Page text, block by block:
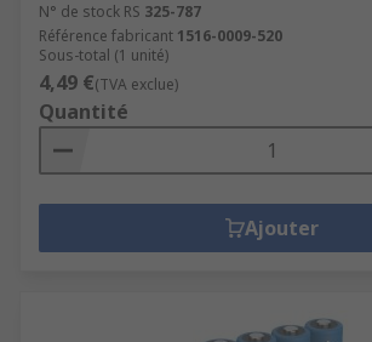
N° de stock RS 325-787
Référence fabricant 1516-0009-520
Sous-total (1 unité)
4,49 €(TVA exclue)
Quantité
Ajouter